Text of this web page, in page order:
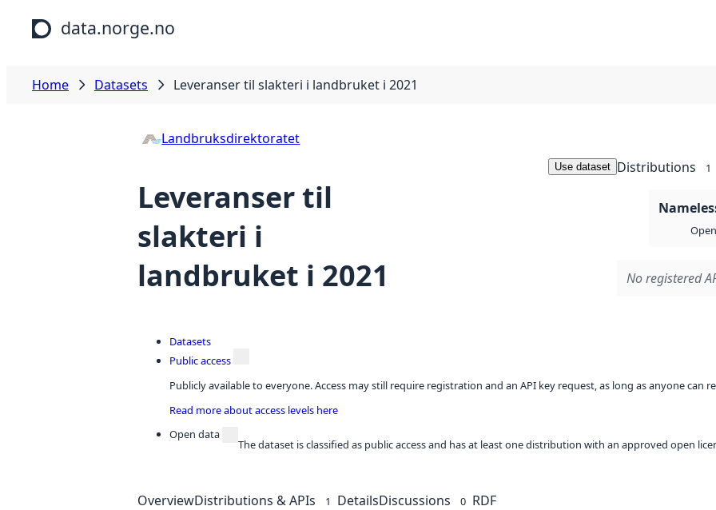
Skip to main content
data.norge.no
Home Datasets Leveranser til slakteri i landbruket i 2021
Landbruksdirektoratet
Leveranser til
slakteri i
landbruket i 2021
Use dataset Distributions 1
No registered
Datasets
Public access
Publicly available to everyone. Access may still require registration and an API key request, as long as anyone can
Read more about access levels here
Open data
The dataset is classified as public access and has at least one distribution with an approved open
OverviewDistributions & APIs 1 DetailsDiscussions 0 RDF